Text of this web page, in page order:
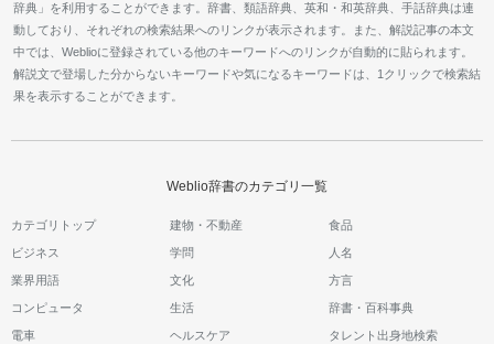
辞典」を利用することができます。辞書、類語辞典、英和・和英辞典、手話辞典は連
動しており、それぞれの検索結果へのリンクが表示されます。また、解説記事の本文
中では、Weblioに登録されている他のキーワードへのリンクが自動的に貼られます。
解説文で登場した分からないキーワードや気になるキーワードは、1クリックで検索結
果を表示することができます。
Weblio辞書のカテゴリ一覧
カテゴリトップ 建物・不動産 食品
ビジネス 学問 人名
業界用語 文化 方言
コンピュータ 生活 辞書・百科事典
電車 ヘルスケア タレント出身地検索